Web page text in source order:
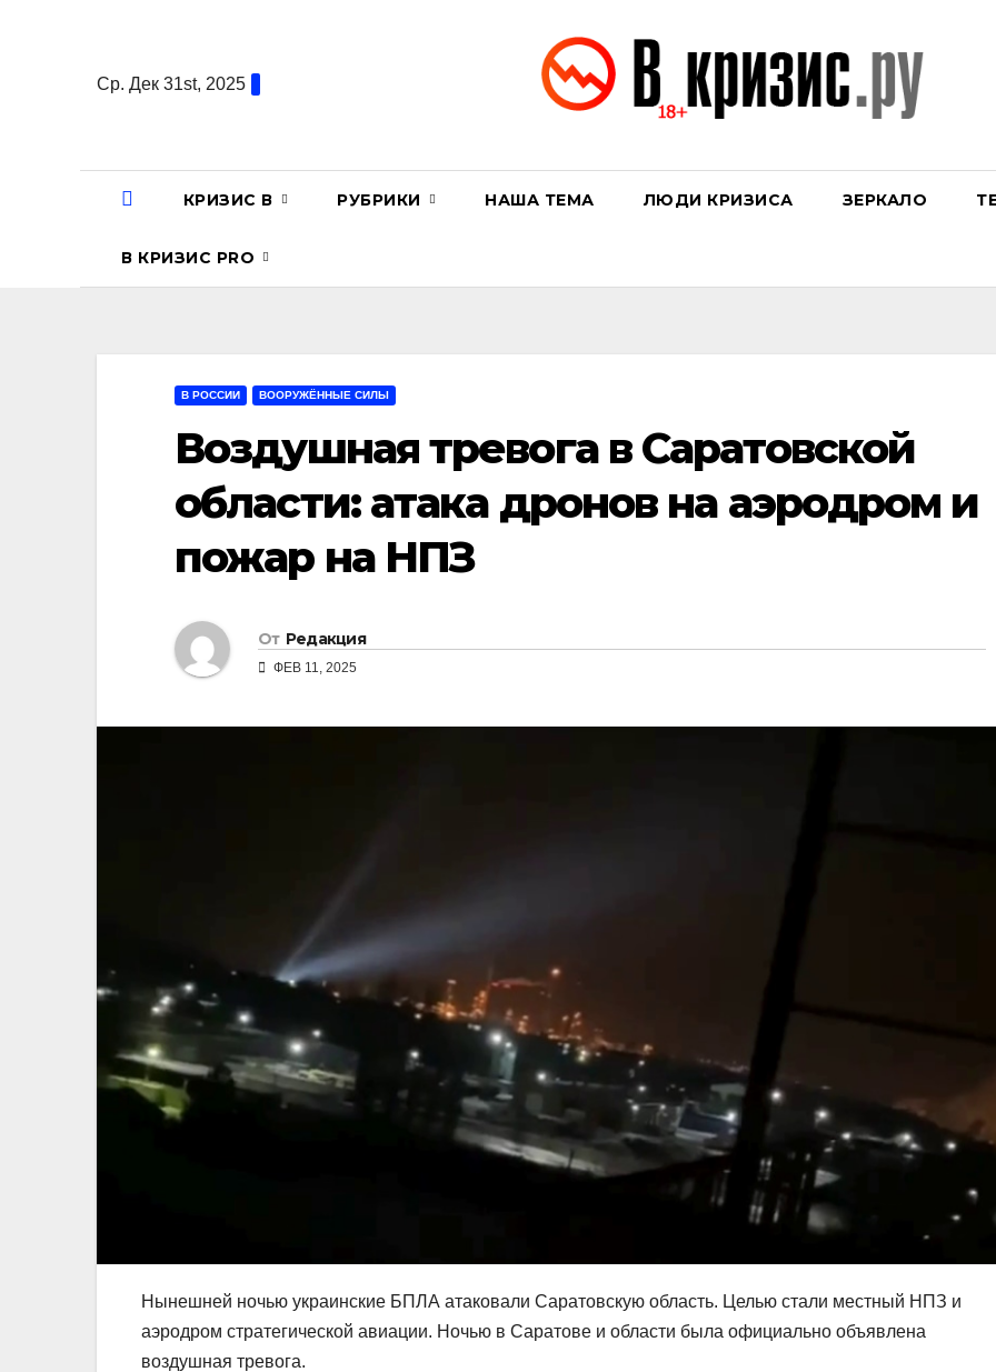
содержаниюСр. Дек 31st, 2025
КРИЗИС В РУБРИКИ НАША ТЕМА ЛЮДИ КРИЗИСА ЗЕРКАЛО
В КРИЗИС PRO
В РОССИИ ВООРУЖЁННЫЕ СИЛЫ
Воздушная тревога в Саратовской
области: атака дронов на аэродром и
пожар на НПЗ
От Редакция
ФЕВ 11, 2025
Нынешней ночью украинские БПЛА атаковали Саратовскую область. Целью стали местный НПЗ и
аэродром стратегической авиации. Ночью в Саратове и области была официально объявлена
воздушная тревога.